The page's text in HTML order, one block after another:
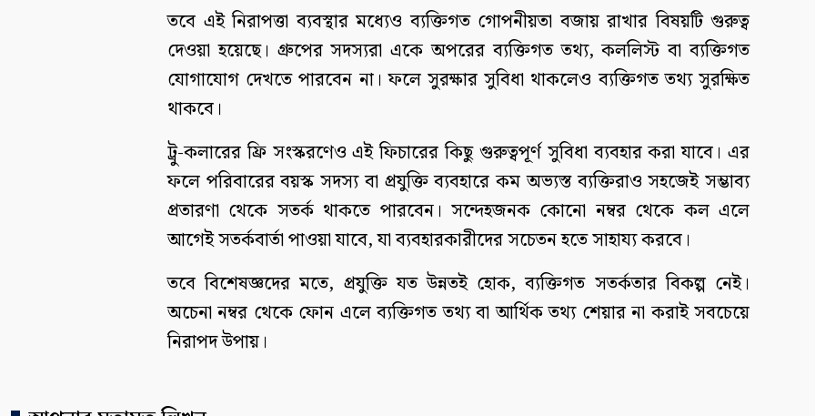
তবে এই নিরাপত্তা ব্যবস্থার মধ্যেও ব্যক্তিগত গোপনীয়তা বজায় রাখার বিষয়টি গুরুত্ব
দেওয়া হয়েছে। গ্রুপের সদস্যরা একে অপরের ব্যক্তিগত তথ্য, কললিস্ট বা ব্যক্তিগত
যোগাযোগ দেখতে পারবেন না। ফলে সুরক্ষার সুবিধা থাকলেও ব্যক্তিগত তথ্য সুরক্ষিত
থাকবে।
ট্রু-কলারের ফ্রি সংস্করণেও এই ফিচারের কিছু গুরুত্বপূর্ণ সুবিধা ব্যবহার করা যাবে। এর
ফলে পরিবারের বয়স্ক সদস্য বা প্রযুক্তি ব্যবহারে কম অভ্যস্ত ব্যক্তিরাও সহজেই সম্ভাব্য
প্রতারণা থেকে সতর্ক থাকতে পারবেন। সন্দেহজনক কোনো নম্বর থেকে কল এলে
আগেই সতর্কবার্তা পাওয়া যাবে, যা ব্যবহারকারীদের সচেতন হতে সাহায্য করবে।
তবে বিশেষজ্ঞদের মতে, প্রযুক্তি যত উন্নতই হোক, ব্যক্তিগত সতর্কতার বিকল্প নেই।
অচেনা নম্বর থেকে ফোন এলে ব্যক্তিগত তথ্য বা আর্থিক তথ্য শেয়ার না করাই সবচেয়ে
নিরাপদ উপায়।